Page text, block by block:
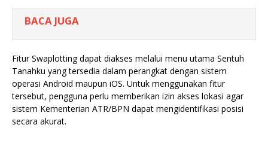
BACA JUGA
Fitur Swaplotting dapat diakses melalui menu utama Sentuh
Tanahku yang tersedia dalam perangkat dengan sistem
operasi Android maupun iOS. Untuk menggunakan fitur
tersebut, pengguna perlu memberikan izin akses lokasi agar
sistem Kementerian ATR/BPN dapat mengidentifikasi posisi
secara akurat.